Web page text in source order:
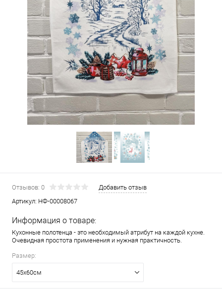
Отзывов: 0
Добавить отзыв
Артикул: НФ-00008067
Информация о товаре:
Кухонные полотенца - это необходимый атрибут на каждой кухне.
Очевидная простота применения и нужная практичность.
Размер:
45х60см